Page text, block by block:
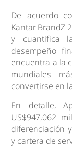
De acuerdo
Kantar BrandZ
y cuantifica
desempeño
encuentra a la
mundiales
convertirse en
En detalle,
US$947,062
diferenciación
y cartera de